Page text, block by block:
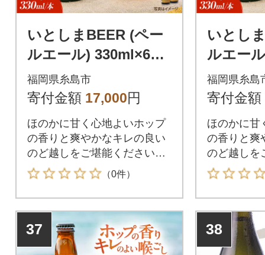
いとしまBEER (ペー
ルエール) 330ml×6本
糸島市 蔵屋 [AUA035]
福岡県糸島市
寄付金額 17,000円
ほのかに甘く心地よいホップ
の香りと爽やかなキレの良い
のど越しをご堪能ください。
人気商品「いとしまBEER(ヴ
ァイツェン)」に続き、「いと
しまBEER(ペールエール)」が
登場しました!糸島産のビール
大麦を主原料に仕込んだ、い
としまBEERペールエール。
（0件）
いとし
ルエー
蔵屋 ク
福岡県糸島
寄付金額
ほのかに甘
の香りと爽
のど越しを
人気商品「
ァイツェン
しまBEER(
登場しまし
大麦を主原
としま
37 38